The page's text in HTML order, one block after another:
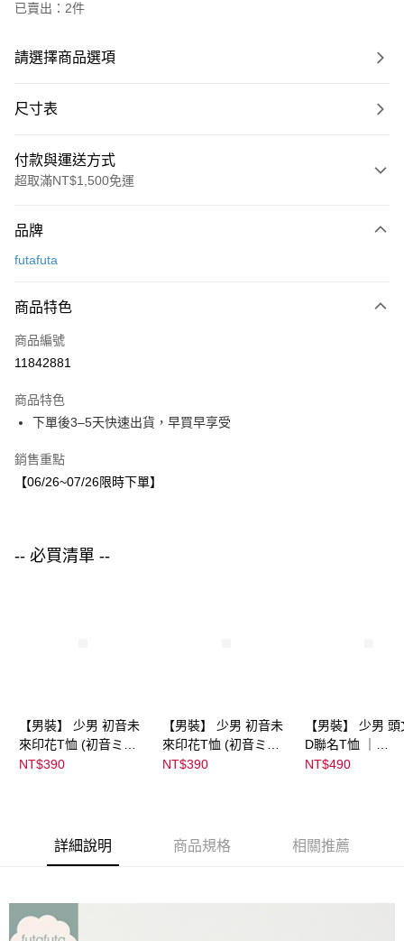
已賣出：2件
請選擇商品選項
尺寸表
付款與運送方式
超取滿NT$1,500免運
信用卡一次付款
Apple Pay
街口支付
運送方式
每筆NT$80，滿NT$1,500(含以上)免運費
宅配
品牌
futafuta
商品特色
商品編號
11842881
商品特色
下單後3–5天快速出貨，早買早享受
銷售重點
【06/26~07/26限時下單】
-- 必買清單 --
【男裝】 少男 初音未
來印花T恤 (初音ミク)
｜
NT$390
【男裝】 少男 初音未
來印花T恤 (初音ミク)
｜
NT$390
【男裝】 少男
D聯名T恤 ｜
NT$490
詳細說明 商品規格 相關推薦